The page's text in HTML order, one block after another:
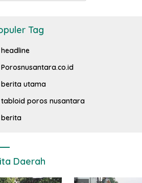
Tag
headline
Porosnusantara.co.id
berita utama
tabloid poros nusantara
berita
Daerah